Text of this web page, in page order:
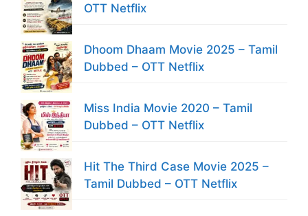
OTT Netflix
Dhoom Dhaam Movie 2025 – Tamil
Dubbed – OTT Netflix
Miss India Movie 2020 – Tamil
Dubbed – OTT Netflix
Hit The Third Case Movie 2025 –
Tamil Dubbed – OTT Netflix